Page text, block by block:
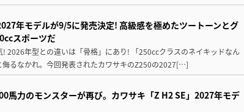
年モデルが9/5に発売決定! 高級感を極めたツートーンとグ
スポーツだ
2026年型との違いは「骨格」にあり! 「250ccクラスのネイキッドなん
侮るなかれ。今回発表されたカワサキのZ250の2027[…]
馬力のモンスターが再び。カワサキ「Z H2 SE」2027年モデ